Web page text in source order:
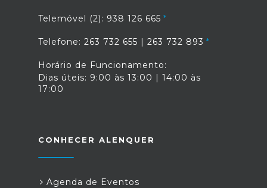
Telemóvel (2): 938 126 665
Telefone: 263 732 655 | 263 732 893
Horário de Funcionamento:
Dias úteis: 9:00 às 13:00 | 14:00 às
17:00
CONHECER ALENQUER
Agenda de Eventos